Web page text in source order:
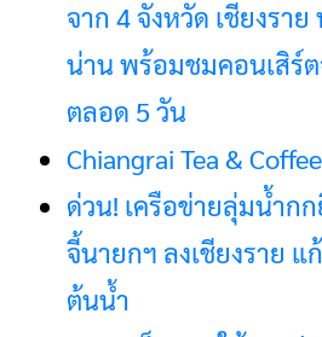
จาก 4 จังหวัด เชียงรา
น่าน พร้อมชมคอนเสิร์
ตลอด 5 วัน
Chiangrai Tea &
ด่วน! เครือข่ายลุ่มน้ำก
จี้นายกฯ ลงเชียงราย
ต้นน้ำ